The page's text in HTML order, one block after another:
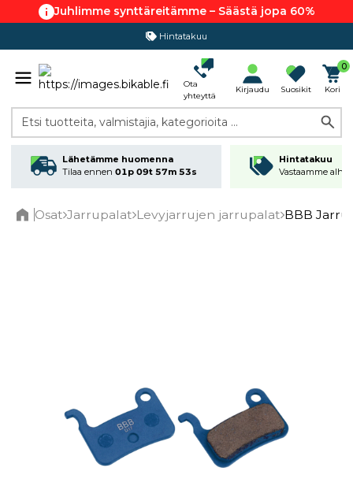
Juhlimme synttäreitämme – Säästä jopa 60%
Hintatakuu
Ota
yhteyttä
Kirjaudu Suosikit
0
Kori
Etsi tuotteita, valmistajia, kategorioita ...
Lähetämme huomenna
Tilaa ennen 01p 09t 57m 53s
Hintatakuu
Vastaamme
Osat Jarrupalat Levyjarrujen jarrupalat BBB